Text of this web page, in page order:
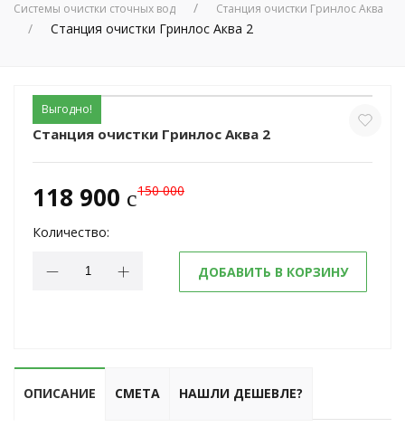
Системы очистки сточных вод Станция очистки Гринлос Аква
Станция очистки Гринлос Аква 2
Выгодно!
Станция очистки Гринлос Аква 2
118 900 c150 000
Количество:
ДОБАВИТЬ В КОРЗИНУ
ОПИСАНИЕ СМЕТА НАШЛИ ДЕШЕВЛЕ?